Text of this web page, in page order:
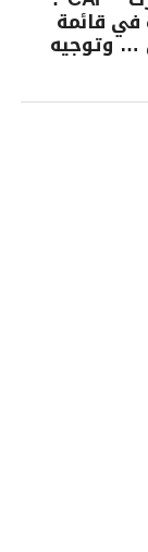
في قائمة
… وتوجيه